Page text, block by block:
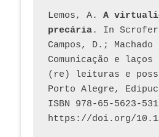
Lemos, A. A
precária. In
Campos, D.;
Comunicação e
(re) leituras e
Porto Alegre,
ISBN 978-65-5623-
https://doi.org/